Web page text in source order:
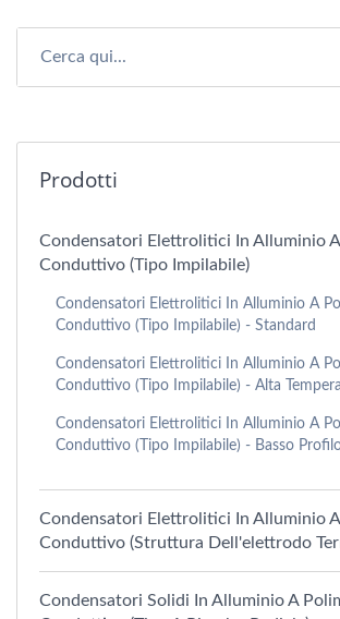
Prodotti
Condensatori Elettrolitici In Alluminio
Conduttivo (tipo Impilabile)
Condensatori Elettrolitici In Alluminio A
Conduttivo (tipo Impilabile) - Standard
Condensatori Elettrolitici In Alluminio A
Conduttivo (Tipo Impilabile) - Alta
Condensatori Elettrolitici In Alluminio A
Conduttivo (Tipo Impilabile) - Basso
Condensatori Elettrolitici In Alluminio
Conduttivo (struttura Dell'elettrodo
Condensatori Solidi In Alluminio A